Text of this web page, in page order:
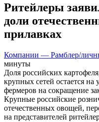
Ритейлеры
доли
прилавках
Компании — Рамблер/
минуты
Доля российских
крупных сетей остается
фермеров на сокращение
Крупные российские
отечественных овощей,
на представителей